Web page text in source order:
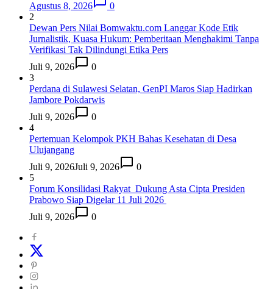
Agustus 8, 2026
0
2
Dewan Pers Nilai Bomwaktu.com Langgar Kode Etik
Jurnalistik, Kuasa Hukum: Pemberitaan Menghakimi Tanpa
Verifikasi Tak Dilindungi Etika Pers
Juli 9, 2026
0
3
Perdana di Sulawesi Selatan, GenPI Maros Siap Hadirkan
Jambore Pokdarwis
Juli 9, 2026
0
4
Pertemuan Kelompok PKH Bahas Kesehatan di Desa
Ulujangang
Juli 9, 2026Juli 9, 2026
0
5
Forum Konsilidasi Rakyat Dukung Asta Cipta Presiden
Prabowo Siap Digelar 11 Juli 2026
Juli 9, 2026
0